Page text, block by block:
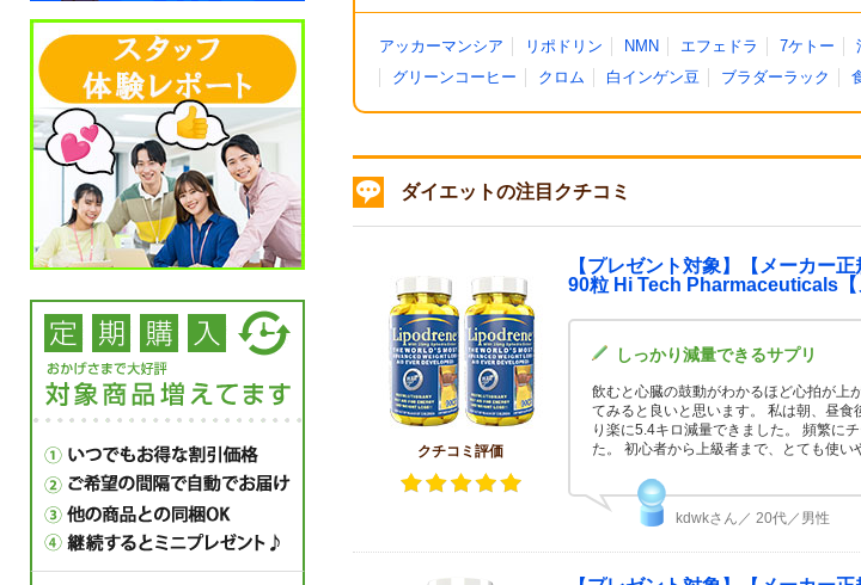
アッカーマンシア リポドリン NMN エフェドラ 7ケトー
グリーンコーヒー
クロム 白インゲン豆 ブラダーラック
ダイエットの注目クチコミ
クチコミ評価
【プレゼント対象】【メーカー
90粒 Hi Tech Pharmaceuticals【
しっかり減量できるサプリ
飲むと心臓の鼓動がわかるほど心拍が上
てみると良いと思います。 私は朝、昼
り楽に5.4キロ減量できました。 頻繁に
た。 初心者から上級者まで、とても使い
kdwkさん／ 20代／男性